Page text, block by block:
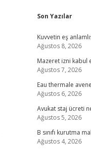
Son Yazılar
Kuvvetin eş
Ağustos 8, 2026
Mazeret izni kabul
Ağustos 7, 2026
Eau thermale
Ağustos 6, 2026
Avukat staj ücreti
Ağustos 5, 2026
B sınıfı kurutma
Ağustos 4, 2026